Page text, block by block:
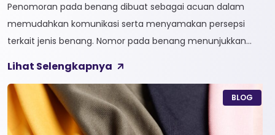
Penomoran pada benang dibuat sebagai acuan dalam
memudahkan komunikasi serta menyamakan persepsi
terkait jenis benang. Nomor pada benang menunjukkan
penomoran sendiri terbagi menjadi dua, Tidak Langsung dan
Langsung. 1. Penomoran Tidak Langsung Penomoran Tidak
Langsung biasa diaplikasikan pada jenis Natural Fiber, seperti
Rayon dan Cotton. Satuan yang paling […]
Lihat Selengkapnya
BLOG